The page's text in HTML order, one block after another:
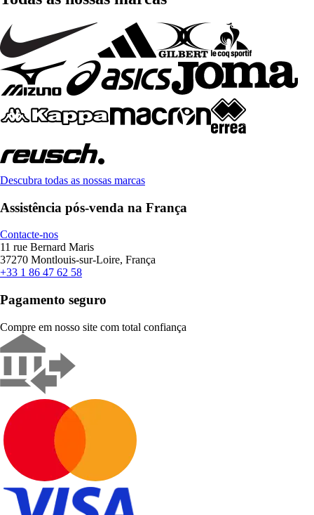
Descubra todas as nossas marcas
Assistência pós-venda na França
Contacte-nos
11 rue Bernard Maris
37270 Montlouis-sur-Loire, França
+33 1 86 47 62 58
Pagamento seguro
Compre em nosso site com total confiança